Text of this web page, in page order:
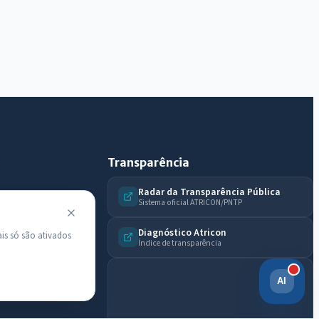
Transparência
Radar da Transparência Pública
Sistema oficial ATRICON/PNTP
Diagnóstico Atricon
Índice de transparência
só são ativados
AI